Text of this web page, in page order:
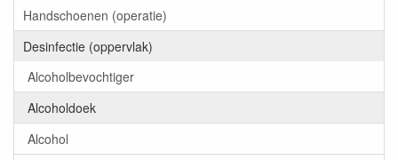
Handschoenen (operatie)
Desinfectie (oppervlak)
Alcoholbevochtiger
Alcoholdoek
Alcohol